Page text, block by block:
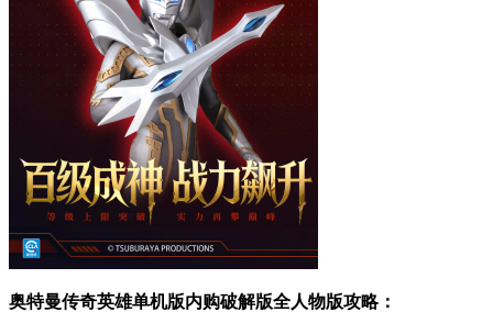
奥特曼传奇英雄单机版内购破解版全人物版攻略：